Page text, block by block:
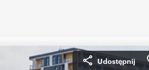
Udostępnij